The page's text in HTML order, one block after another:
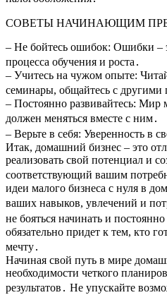
СОВЕТЫ НАЧИНАЮЩИМ
– Не бойтесь ошибок: Ошибки –
процесса обучения и роста․
– Учитесь на чужом опыте:
семинары, общайтесь с другими
– Постоянно развивайтесь: Мир
должен меняться вместе с ним․
– Верьте в себя: Уверенность в
Итак, домашний бизнес – это
реализовать свой потенциал и
соответствующий вашим
идеи малого бизнеса с нуля в
ваших навыков, увлечений и
не бояться начинать и
обязательно придет к тем, кто
мечту․
Начиная свой путь в мире
необходимости четкого
результатов․ Не упускайте